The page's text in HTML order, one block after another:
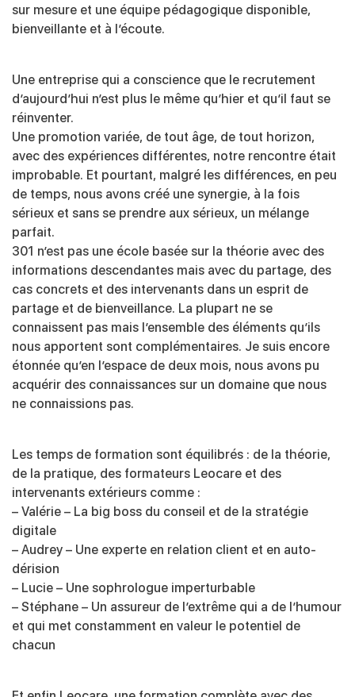
sur mesure et une équipe pédagogique disponible,
bienveillante et à l’écoute.
Une entreprise qui a conscience que le recrutement
d’aujourd’hui n’est plus le même qu’hier et qu’il faut se
réinventer.
Une promotion variée, de tout âge, de tout horizon,
avec des expériences différentes, notre rencontre était
improbable. Et pourtant, malgré les différences, en peu
de temps, nous avons créé une synergie, à la fois
sérieux et sans se prendre aux sérieux, un mélange
parfait.
301 n’est pas une école basée sur la théorie avec des
informations descendantes mais avec du partage, des
cas concrets et des intervenants dans un esprit de
partage et de bienveillance. La plupart ne se
connaissent pas mais l’ensemble des éléments qu’ils
nous apportent sont complémentaires. Je suis encore
étonnée qu’en l’espace de deux mois, nous avons pu
acquérir des connaissances sur un domaine que nous
ne connaissions pas.
Les temps de formation sont équilibrés : de la théorie,
de la pratique, des formateurs Leocare et des
intervenants extérieurs comme :
– Valérie – La big boss du conseil et de la stratégie
digitale
– Audrey – Une experte en relation client et en auto-
dérision
– Lucie – Une sophrologue imperturbable
– Stéphane – Un assureur de l’extrême qui a de l’humour
et qui met constamment en valeur le potentiel de
chacun